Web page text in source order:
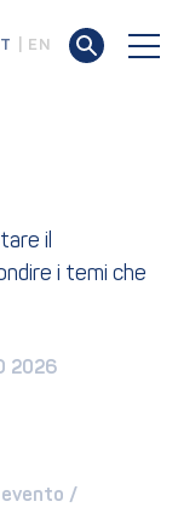
IT EN
il
i temi che
2026
evento /